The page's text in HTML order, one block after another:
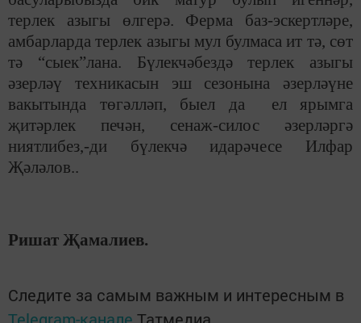
терлек азыгы өлгерә. Ферма баз-эскертләре,
амбарларда терлек азыгы мул булмаса ит тә, сөт
тә “сыек”лана. Бүлекчәбездә терлек азыгы
әзерләү техникасын эш сезонына әзерләүне
вакытында төгәлләп, быел да ел ярымга
җитәрлек печән, сенаж-силос әзерләргә
ниятлибез,-ди бүлекчә идарәчесе Илфар
Җәләлов..
Ришат Җамалиев.
Следите за самым важным и интересным в